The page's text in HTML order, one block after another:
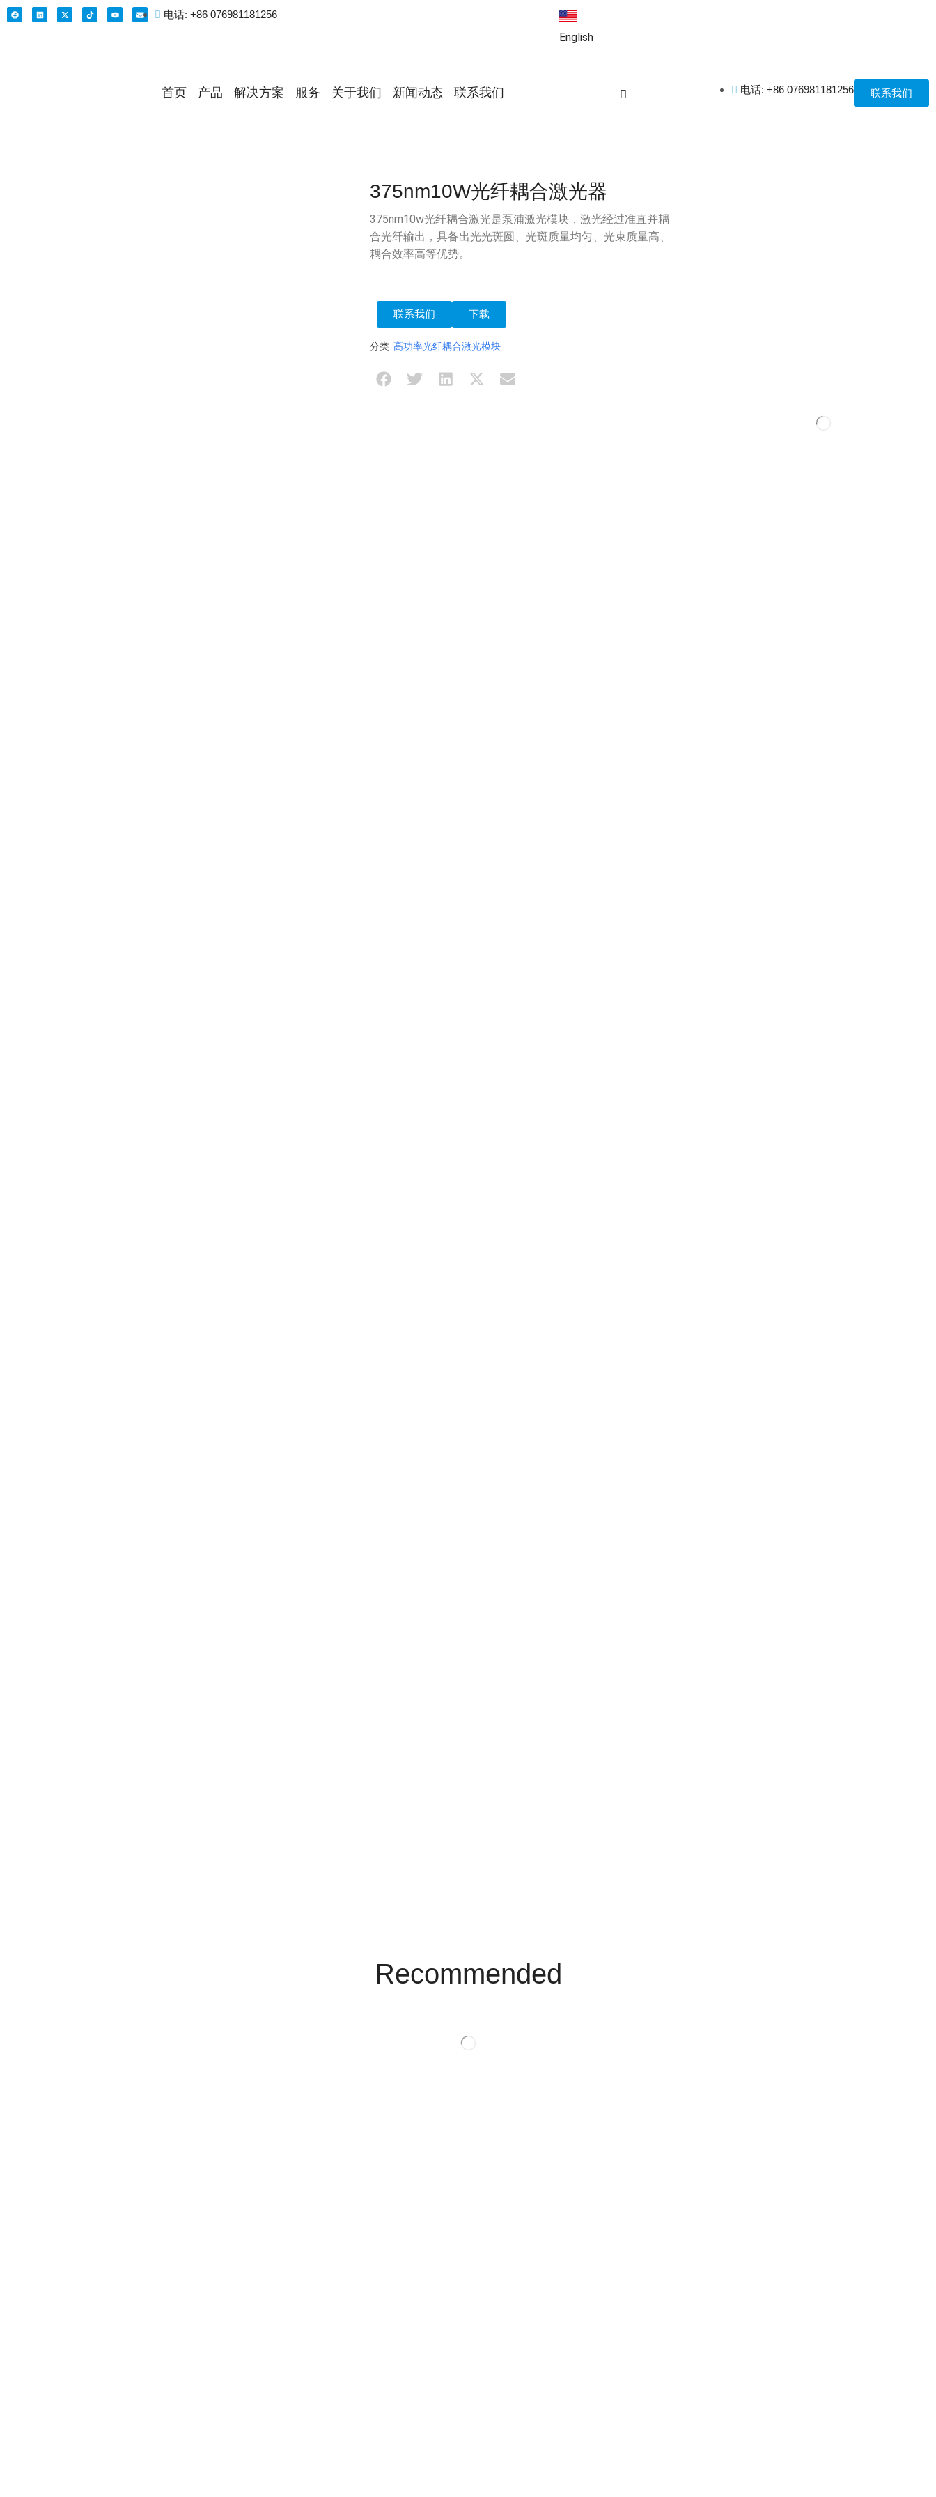
电话: +86 076981181256
English
首页 产品 解决方案 服务 关于我们 新闻动态 联系我们 电话: +86 076981181256 联系我们
375nm10W光纤耦合激光器
375nm10w光纤耦合激光是泵浦激光模块，激光经过准直并耦
合光纤输出，具备出光光斑圆、光斑质量均匀、光束质量高、
耦合效率高等优势。
联系我们 下载
分类 高功率光纤耦合激光模块
Recommended